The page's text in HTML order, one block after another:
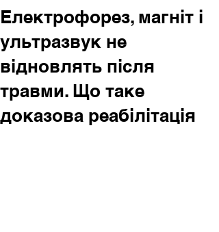
Електрофорез, магніт і
ультразвук не
відновлять після
травми. Що таке
доказова реабілітація